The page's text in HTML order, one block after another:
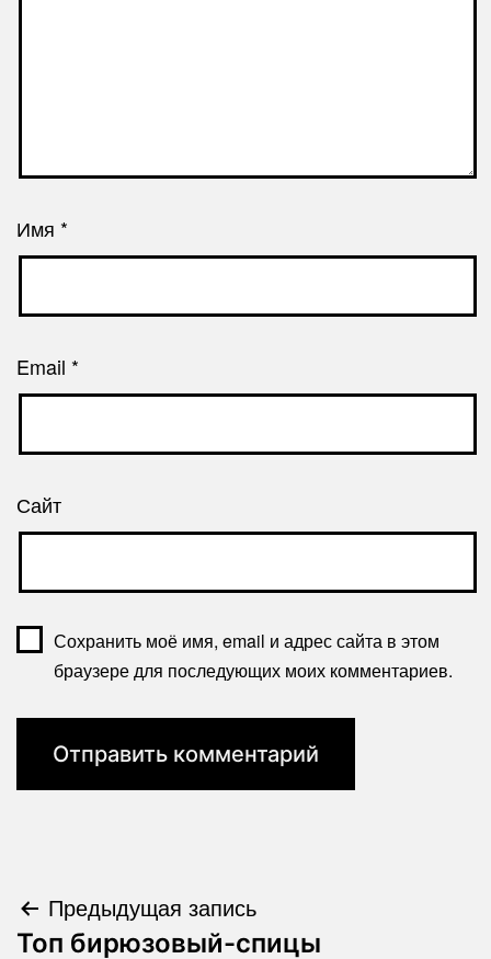
Имя *
Email *
Сайт
Сохранить моё имя, email и адрес сайта в этом
браузере для последующих моих комментариев.
Навигация
Предыдущая запись
Топ бирюзовый-спицы